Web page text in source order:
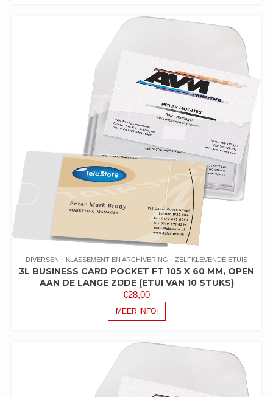
DIVERSEN KLASSEMENT EN ARCHIVERING ZELFKLEVENDE ETUIS
3L BUSINESS CARD POCKET FT 105 X 60 MM, OPEN
AAN DE LANGE ZIJDE (ETUI VAN 10 STUKS)
€28,00
MEER INFO!